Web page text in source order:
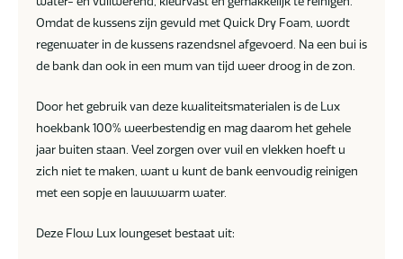
Omdat de kussens zijn gevuld met Quick Dry Foam, wordt
regenwater in de kussens razendsnel afgevoerd. Na een bui is
de bank dan ook in een mum van tijd weer droog in de zon.
Door het gebruik van deze kwaliteitsmaterialen is de Lux
hoekbank 100% weerbestendig en mag daarom het gehele
jaar buiten staan. Veel zorgen over vuil en vlekken hoeft u
zich niet te maken, want u kunt de bank eenvoudig reinigen
met een sopje en lauwwarm water.
Deze Flow Lux loungeset bestaat uit: